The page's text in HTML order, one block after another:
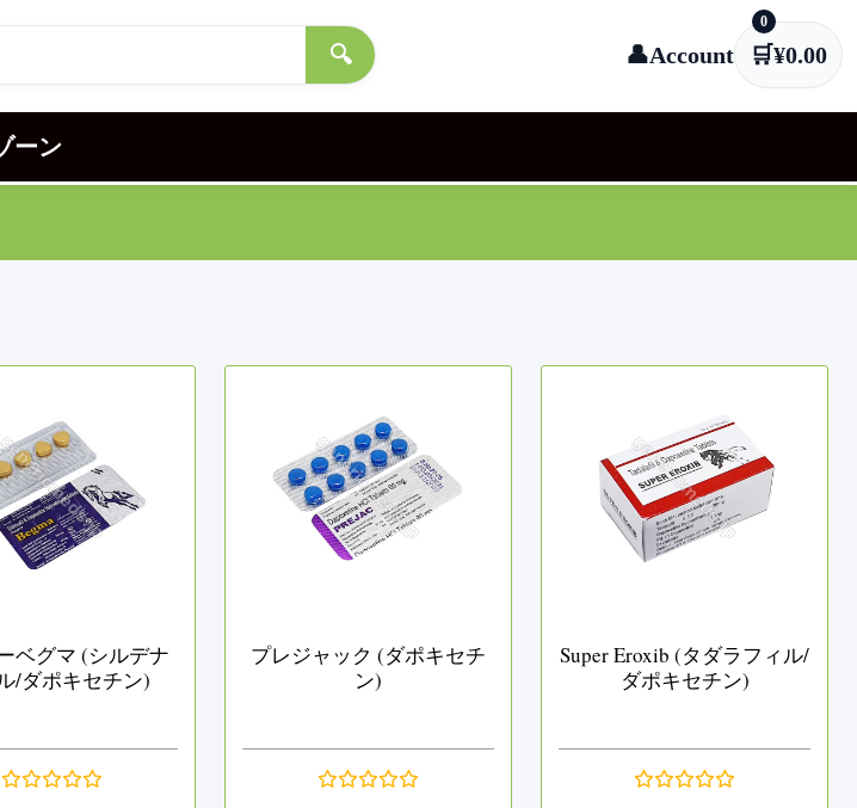
🔍
👤Account 🛒
0
¥0.00
ーン
ベグマ (シルデナ
/ダポキセチン)
プレジャック (ダポキセチ
ン)
Super Eroxib (タダラフィル/
ダポキセチン)